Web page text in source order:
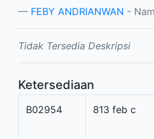
FEBY ANDRIANWAN -
Tidak Tersedia Deskripsi
Ketersediaan
B02954 813 feb c